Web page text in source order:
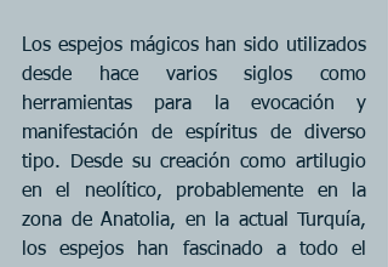
Los espejos mágicos han sido utilizados
desde hace varios siglos como
herramientas para la evocación y
manifestación de espíritus de diverso
tipo. Desde su creación como artilugio
en el neolítico, probablemente en la
zona de Anatolia, en la actual Turquía,
los espejos han fascinado a todo el